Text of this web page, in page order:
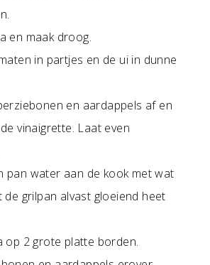
en maak droog.
in partjes en de ui in dunne
en aardappels af en
vinaigrette. Laat even
pan water aan de kook met wat
de grilpan alvast gloeiend heet
op 2 grote platte borden.